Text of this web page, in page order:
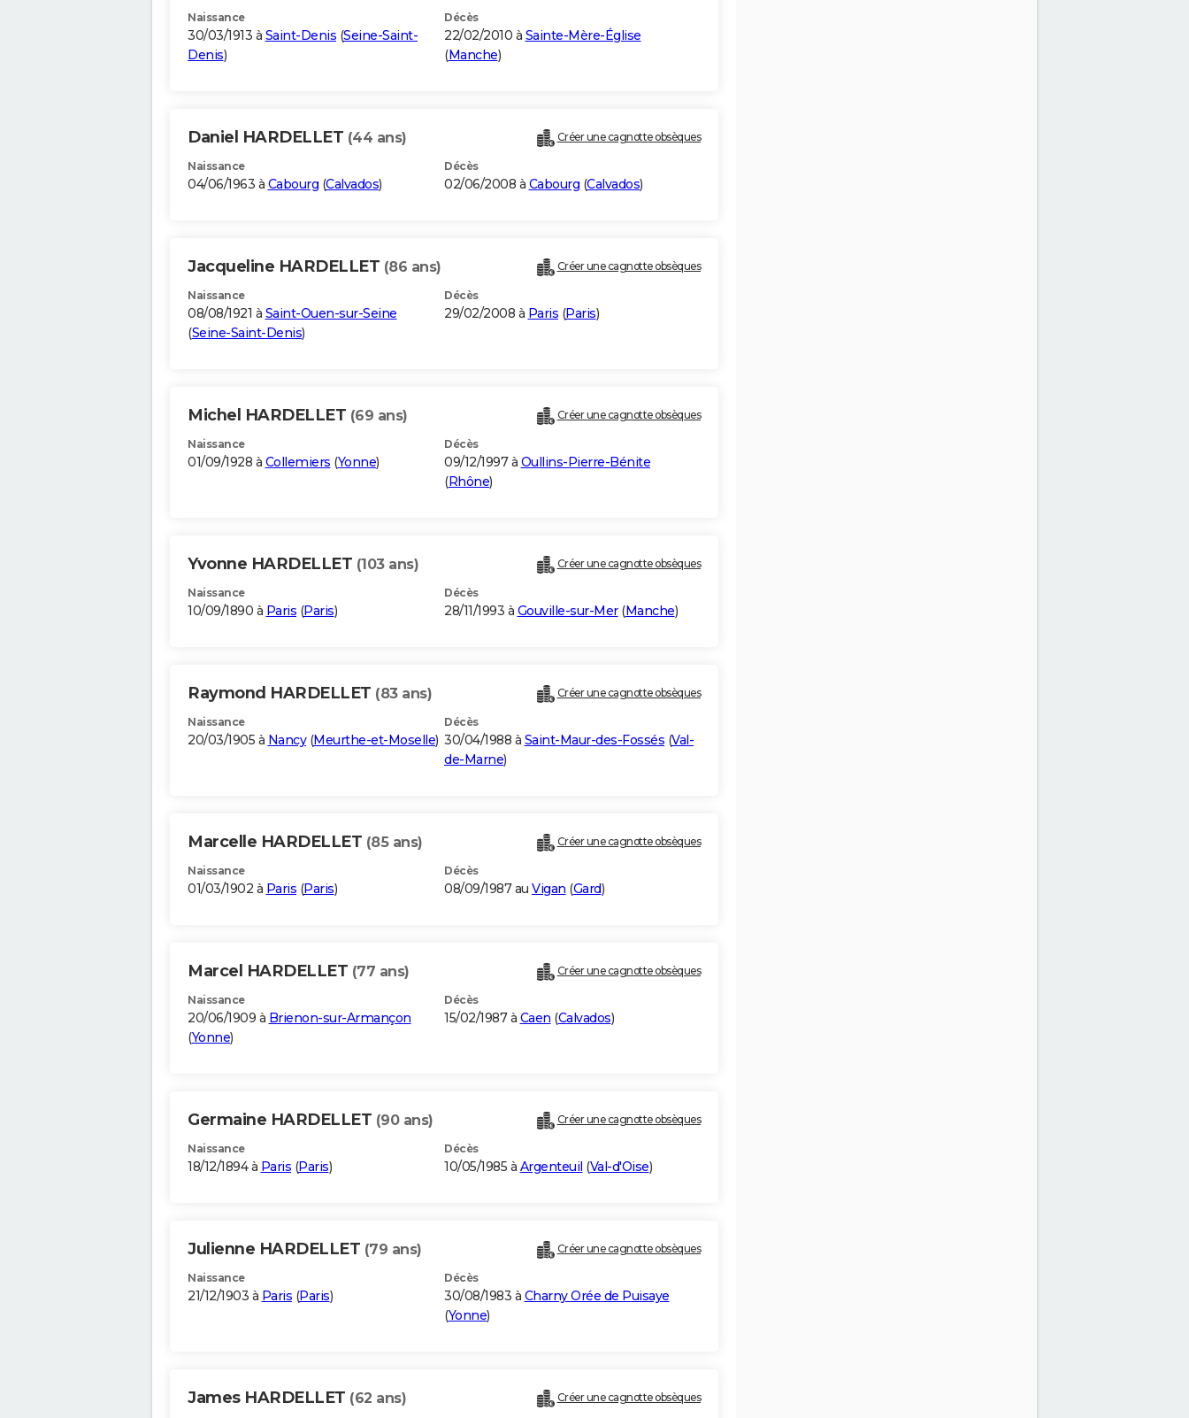
Naissance
30/03/1913 à Saint-Denis (Seine-Saint-
Denis)
Décès
22/02/2010 à Sainte-Mère-Église
(Manche)
Daniel HARDELLET (44 ans) Créer une cagnotte obsèques
Naissance
04/06/1963 à Cabourg (Calvados)
Décès
02/06/2008 à Cabourg (Calvados)
Jacqueline HARDELLET (86 ans) Créer une cagnotte obsèques
Naissance
08/08/1921 à Saint-Ouen-sur-Seine
(Seine-Saint-Denis)
Décès
29/02/2008 à Paris (Paris)
Michel HARDELLET (69 ans) Créer une cagnotte obsèques
Naissance
01/09/1928 à Collemiers (Yonne)
Décès
09/12/1997 à Oullins-Pierre-Bénite
(Rhône)
Yvonne HARDELLET (103 ans) Créer une cagnotte obsèques
Naissance
10/09/1890 à Paris (Paris)
Décès
28/11/1993 à Gouville-sur-Mer(Manche)
Raymond HARDELLET (83 ans) Créer une cagnotte obsèques
Naissance
20/03/1905 à Nancy(Meurthe-et-Moselle)
Décès
30/04/1988 à Saint-Maur-des-Fossés (Val-
de-Marne)
Marcelle HARDELLET (85 ans) Créer une cagnotte obsèques
Naissance
01/03/1902 à Paris (Paris)
Décès
08/09/1987 au Vigan (Gard)
Marcel HARDELLET (77 ans) Créer une cagnotte obsèques
Naissance
20/06/1909 à Brienon-sur-Armançon
(Yonne)
Décès
15/02/1987 à Caen (Calvados)
Germaine HARDELLET (90 ans) Créer une cagnotte obsèques
Naissance
18/12/1894 à Paris (Paris)
Décès
10/05/1985 à Argenteuil (Val-d'Oise)
Julienne HARDELLET (79 ans) Créer une cagnotte obsèques
Naissance
21/12/1903 à Paris (Paris)
Décès
30/08/1983 à Charny Orée de Puisaye
(Yonne)
James HARDELLET (62 ans) Créer une cagnotte obsèques